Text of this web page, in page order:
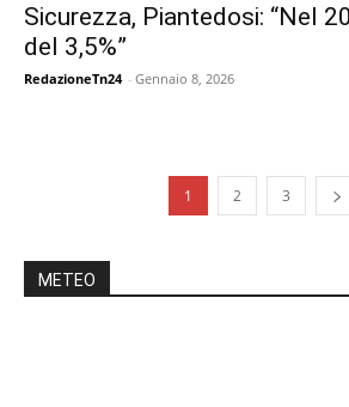
Sicurezza, Piantedosi: “Nel
del 3,5%”
RedazioneTn24 - Gennaio 8, 2026
1 2 3
METEO